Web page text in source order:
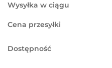
Wysyłka w ciągu
Cena przesyłki
Dostępność